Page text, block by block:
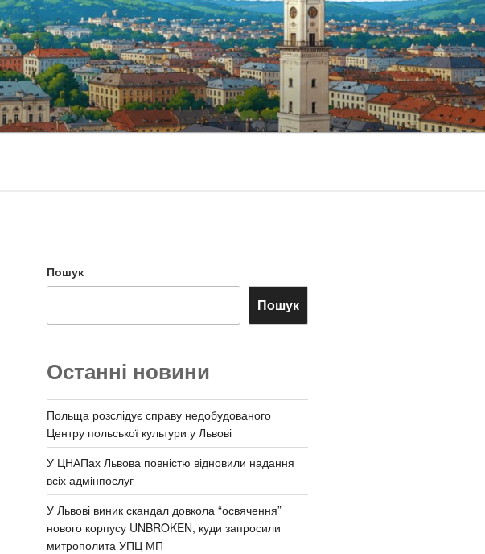
Пошук
Пошук
Останні новини
Польща розслідує справу недобудованого
Центру польської культури у Львові
У ЦНАПах Львова повністю відновили надання
всіх адмінпослуг
У Львові виник скандал довкола “освячення”
нового корпусу UNBROKEN, куди запросили
митрополита УПЦ МП